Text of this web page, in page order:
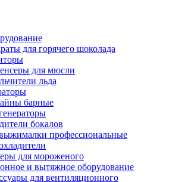
для горячего шоколада
для мюсли
льда
барные
бокалов
профессиональные
для мороженого
и вытяжное оборудование
для вентиляционного